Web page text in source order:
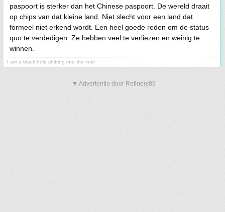
paspoort is sterker dan het Chinese paspoort. De wereld draait
op chips van dat kleine land. Niet slecht voor een land dat
formeel niet erkend wordt. Een heel goede reden om de status
quo te verdedigen. Ze hebben veel te verliezen en weinig te
winnen.
I am a black hole shitting into the void
▼ Advertentie door Refinery89